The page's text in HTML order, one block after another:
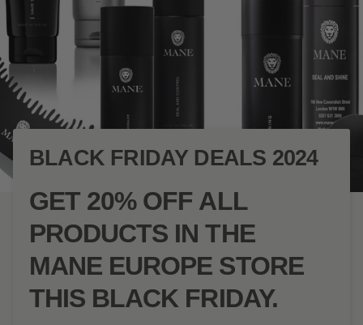
BLACK FRIDAY DEALS 2024
GET 20% OFF ALL
PRODUCTS IN THE
MANE EUROPE STORE
THIS BLACK FRIDAY.